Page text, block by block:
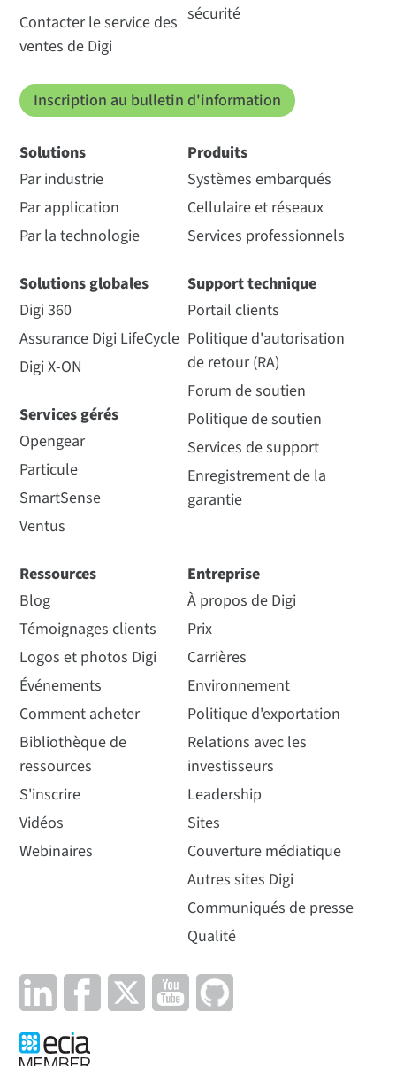
Contacter le service des
ventes de Digi
sécurité
Inscription au bulletin d'information
Solutions
Par industrie
Par application
Par la technologie
Solutions globales
Digi 360
Assurance Digi LifeCycle
Digi X-ON
Services gérés
Opengear
Particule
SmartSense
Ventus
Produits
Systèmes embarqués
Cellulaire et réseaux
Services professionnels
Support technique
Portail clients
Politique d'autorisation
de retour (RA)
Forum de soutien
Politique de soutien
Services de support
Enregistrement de la
garantie
Ressources
Blog
Témoignages clients
Logos et photos Digi
Événements
Comment acheter
Bibliothèque de
ressources
S'inscrire
Vidéos
Webinaires
Entreprise
À propos de Digi
Prix
Carrières
Environnement
Politique d'exportation
Relations avec les
investisseurs
Leadership
Sites
Couverture médiatique
Autres sites Digi
Communiqués de presse
Qualité